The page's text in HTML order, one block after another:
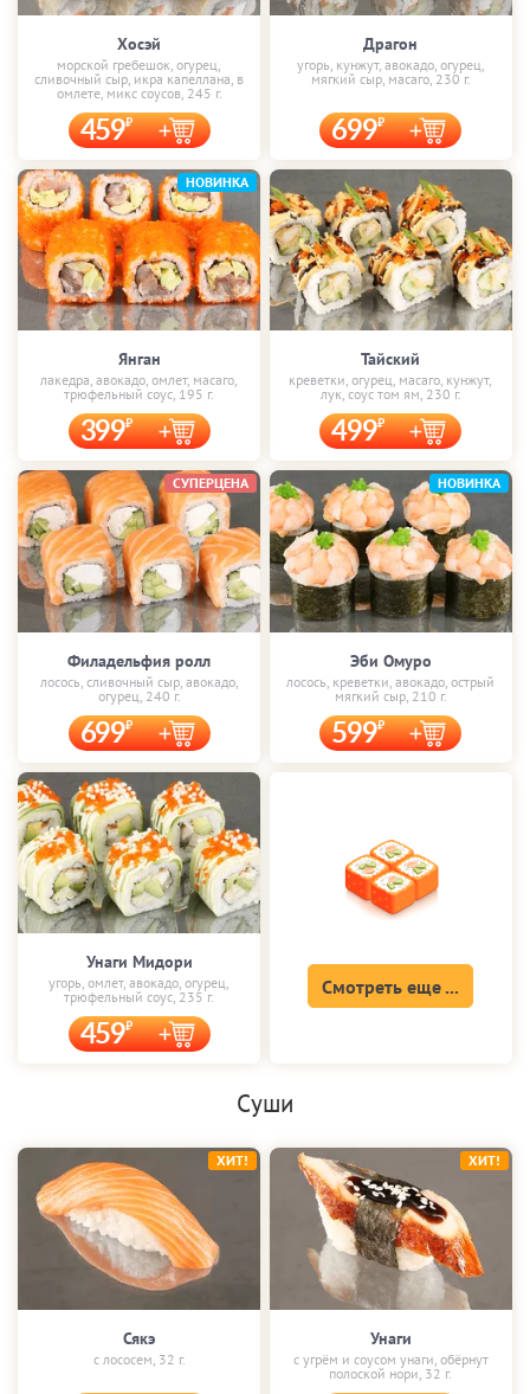
Хосэй
морской гребешок, огурец,
сливочный сыр, икра капеллана, в
омлете, микс соусов, 245 г.
459
Драгон
угорь, кунжут, авокадо, огурец,
мягкий сыр, масаго, 230 г.
699
Янган
лакедра, авокадо, омлет, масаго,
трюфельный соус, 195 г.
399
НОВИНКА
Тайский
креветки, огурец, масаго, кунжут,
лук, соус том ям, 230 г.
499
Филадельфия ролл
лосось, сливочный сыр, авокадо,
огурец, 240 г.
699
СУПЕРЦЕНА
Эби Омуро
лосось, креветки, авокадо, острый
мягкий сыр, 210 г.
599
НОВИНКА
Унаги Мидори
угорь, омлет, авокадо, огурец,
трюфельный соус, 235 г.
459
Смотреть еще ...
Суши
Сякэ
с лососем, 32 г.
ХИТ!
Унаги
с угрём и соусом унаги, обёрнут
полоской нори, 32 г.
ХИТ!